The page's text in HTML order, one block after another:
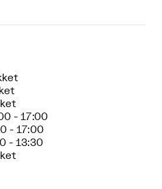
- 17:00
- 17:00
- 13:30